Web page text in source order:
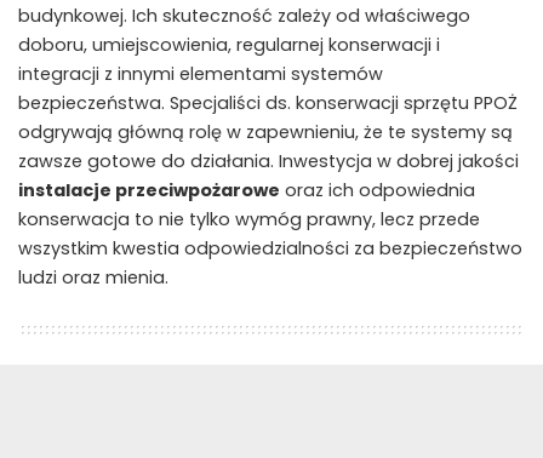
budynkowej. Ich skuteczność zależy od właściwego
doboru, umiejscowienia, regularnej konserwacji i
integracji z innymi elementami systemów
bezpieczeństwa. Specjaliści ds. konserwacji sprzętu PPOŻ
odgrywają główną rolę w zapewnieniu, że te systemy są
zawsze gotowe do działania. Inwestycja w dobrej jakości
instalacje przeciwpożarowe oraz ich odpowiednia
konserwacja to nie tylko wymóg prawny, lecz przede
wszystkim kwestia odpowiedzialności za bezpieczeństwo
ludzi oraz mienia.